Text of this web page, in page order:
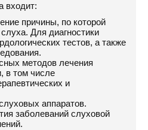
входит:
причины, по которой
Для диагностики
тестов, а также
методов лечения
в том числе
и
аппаратов.
заболеваний слуховой